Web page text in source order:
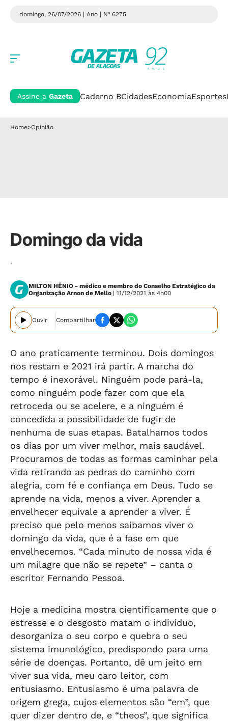
domingo, 26/07/2026 | Ano | Nº 6275
Assine a Gazeta Caderno BCidadesEconomiaEsportes
Home>Opinião
Domingo da vida
.
MILTON HÊNIO - médico e membro do Conselho Estratégico da
Organização Arnon de Mello | 11/12/2021 às 4h00
Ouvir Compartilhar
O ano praticamente terminou. Dois domingos
nos restam e 2021 irá partir. A marcha do
tempo é inexorável. Ninguém pode pará-la,
como ninguém pode fazer com que ela
retroceda ou se acelere, e a ninguém é
concedida a possibilidade de fugir de
nenhuma de suas etapas. Batalhamos todos
os dias por um viver melhor, mais saudável.
Procuramos de todas as formas caminhar pela
vida retirando as pedras do caminho com
alegria, com fé e confiança em Deus. Tudo se
aprende na vida, menos a viver. Aprender a
envelhecer equivale a aprender a viver. É
preciso que pelo menos saibamos viver o
domingo da vida, que é a fase em que
envelhecemos. “Cada minuto de nossa vida é
um milagre que não se repete” – canta o
escritor Fernando Pessoa.
Hoje a medicina mostra cientificamente que o
estresse e o desgosto matam o indivíduo,
desorganiza o seu corpo e quebra o seu
sistema imunológico, predispondo para uma
série de doenças. Portanto, dê um jeito em
viver sua vida, meu caro leitor, com
entusiasmo. Entusiasmo é uma palavra de
origem grega, cujos elementos são “em”, que
quer dizer dentro de, e “theos”, que significa